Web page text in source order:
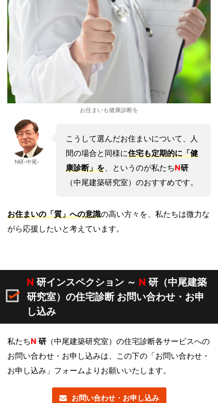
お住まいも健康診断を
N研-中尾-
こうして選んだお住まいについて、人
間の場合と同様に住宅も定期的に「健
康診断」を 、というのが私たちN研
（中尾建築研究室）のおすすめです。
お住まいの「質」への意識の高い方々を、私たちは微力な
がら応援したいと考えています。
N 研インスペクション ～ N 研（中尾建築
研究室）の住宅診断 お問い合わせ・お申
し込み
私たちN 研 （中尾建築研究室）の住宅診断各サービスへの
お問い合わせ・お申し込みは、この下の「お問い合わせ・
お申し込み」フォームよりお願いいたします。
お問い合わせ・お申し込み